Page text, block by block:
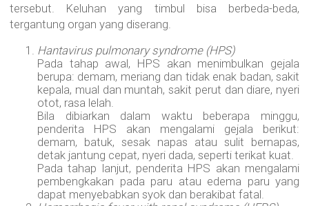
tersebut. Keluhan yang timbul bisa berbeda-beda,
tergantung organ yang diserang.
Hantavirus pulmonary syndrome (HPS)
Pada tahap awal, HPS akan menimbulkan gejala
berupa: demam, meriang dan tidak enak badan, sakit
kepala, mual dan muntah, sakit perut dan diare, nyeri
otot, rasa lelah.
Bila dibiarkan dalam waktu beberapa minggu,
penderita HPS akan mengalami gejala berikut:
demam, batuk, sesak napas atau sulit bernapas,
detak jantung cepat, nyeri dada, seperti terikat kuat.
Pada tahap lanjut, penderita HPS akan mengalami
pembengkakan pada paru atau edema paru yang
dapat menyebabkan syok dan berakibat fatal.